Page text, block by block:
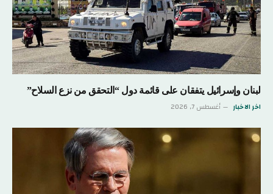
لبنان وإسرائيل يتفقان على قائمة دول “التحقق من نزع السلاح”
اخر الاخبار أغسطس 7, 2026